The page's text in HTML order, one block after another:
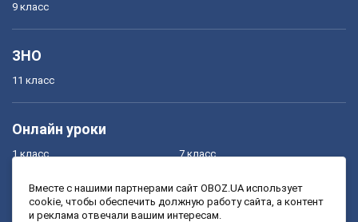
9 класс
ЗНО
11 класс
Онлайн уроки
1 класс
3 класс
7 класс
9 класс
Вместе с нашими партнерами сайт OBOZ.UA использует
cookie, чтобы обеспечить должную работу сайта, а контент
и реклама отвечали вашим интересам.